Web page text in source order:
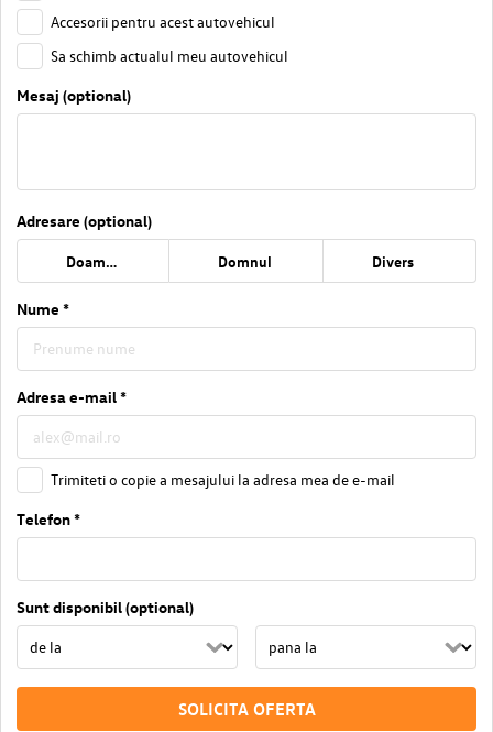
Accesorii pentru acest autovehicul
Sa schimb actualul meu autovehicul
Mesaj (optional)
Adresare (optional)
Doamna Domnul Divers
Nume *
Adresa e-mail *
Trimiteti o copie a mesajului la adresa mea de e-mail
Telefon *
Sunt disponibil (optional)
SOLICITA OFERTA